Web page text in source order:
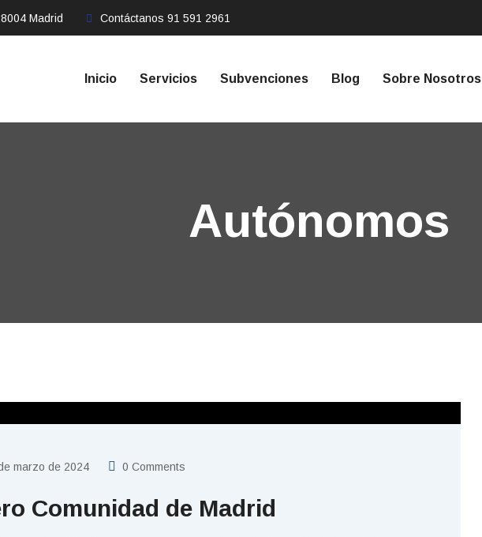
Madrid Contáctanos 91 591 2961
Inicio Servicios Subvenciones Blog Sobre Nosotros
Autónomos
marzo de 2024 0 Comments
Comunidad de Madrid